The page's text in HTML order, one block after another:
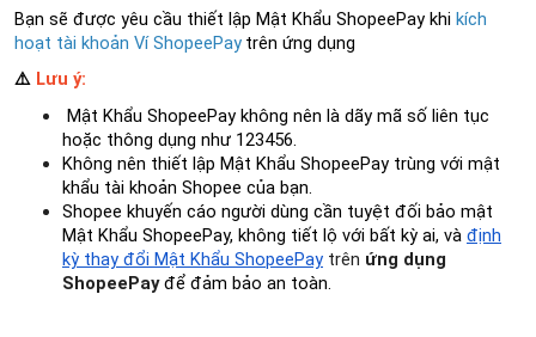
Bạn sẽ được yêu cầu thiết lập Mật Khẩu ShopeePay khi kích
hoạt tài khoản Ví ShopeePay trên ứng dụng
⚠️ Lưu ý:
Mật Khẩu ShopeePay không nên là dãy mã số liên tục
hoặc thông dụng như 123456.
Không nên thiết lập Mật Khẩu ShopeePay trùng với mật
khẩu tài khoản Shopee của bạn.
Shopee khuyến cáo người dùng cần tuyệt đối bảo mật
Mật Khẩu ShopeePay, không tiết lộ với bất kỳ ai, và định
kỳ thay đổi Mật Khẩu ShopeePay trên ứng dụng
ShopeePayđể đảm bảo an toàn.